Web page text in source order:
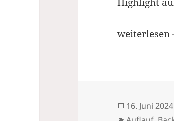
weiterlesen
Veröffentlicht
am
16. Juni 2024